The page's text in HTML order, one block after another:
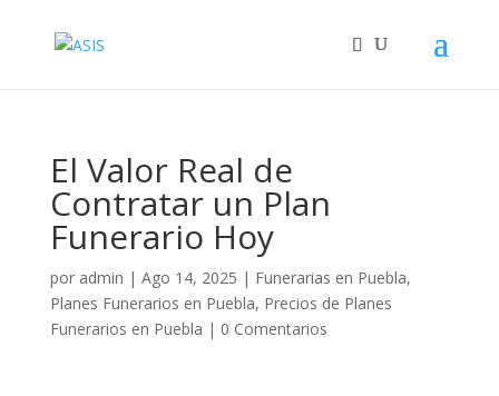
El Valor Real de
Contratar un Plan
Funerario Hoy
por admin | Ago 14, 2025 | Funerarias en Puebla,
Planes Funerarios en Puebla, Precios de Planes
Funerarios en Puebla | 0 Comentarios